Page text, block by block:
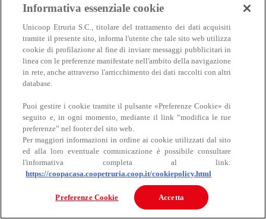
Carne
Carne
Informativa essenziale cookie
Unicoop Etruria S.C., titolare del trattamento dei dati acquisiti
tramite il presente sito, informa l'utente che tale sito web utilizza
cookie di profilazione al fine di inviare messaggi pubblicitari in
linea con le preferenze manifestate nell'ambito della navigazione
in rete, anche attraverso l'arricchimento dei dati raccolti con altri
database.
Puoi gestire i cookie tramite il pulsante «Preferenze Cookie» di
seguito e, in ogni momento, mediante il link “modifica le tue
preferenze” nel footer del sito web.
Per maggiori informazioni in ordine ai cookie utilizzati dal sito
ed alla loro eventuale comunicazione è possibile consultare
l'informativa completa al link:
https://coopacasa.coopetruria.coop.it/cookiepolicy.html
Preferenze Cookie Accetta